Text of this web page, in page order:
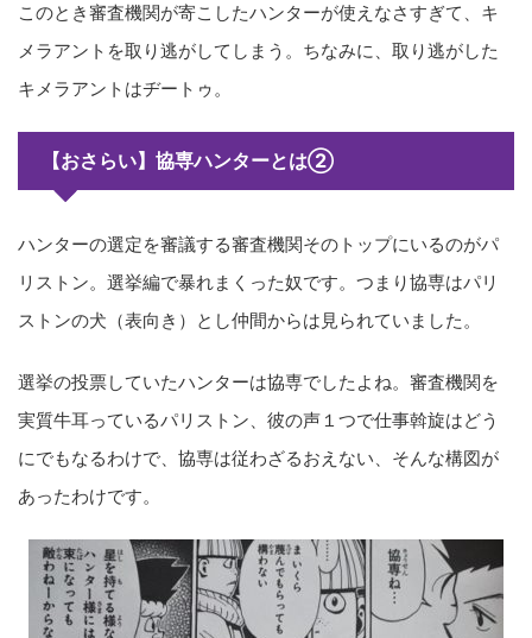
このとき審査機関が寄こしたハンターが使えなさすぎて、キ
メラアントを取り逃がしてしまう。ちなみに、取り逃がした
キメラアントはヂートゥ。
【おさらい】協専ハンターとは②
ハンターの選定を審議する審査機関そのトップにいるのがパ
リストン。選挙編で暴れまくった奴です。つまり協専はパリ
ストンの犬（表向き）とし仲間からは見られていました。
選挙の投票していたハンターは協専でしたよね。審査機関を
実質牛耳っているパリストン、彼の声１つで仕事斡旋はどう
にでもなるわけで、協専は従わざるおえない、そんな構図が
あったわけです。